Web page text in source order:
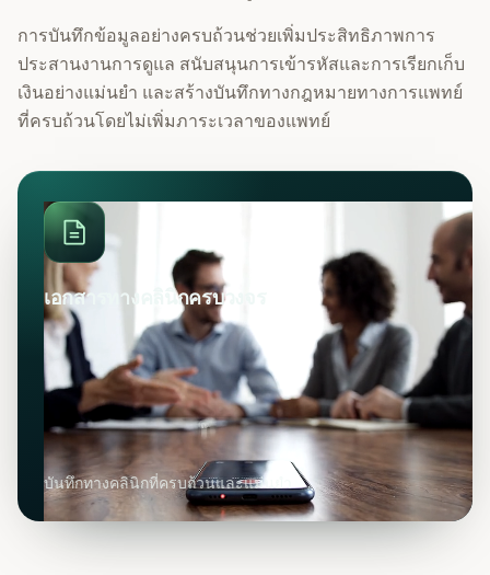
การบันทึกข้อมูลอย่างครบถ้วนช่วยเพิ่มประสิทธิภาพการ
ประสานงานการดูแล สนับสนุนการเข้ารหัสและการเรียกเก็บ
เงินอย่างแม่นยำ และสร้างบันทึกทางกฎหมายทางการแพทย์
ที่ครบถ้วนโดยไม่เพิ่มภาระเวลาของแพทย์
เอกสารทางคลินิกครบวงจร
บันทึกทางคลินิกที่ครบถ้วนและแม่นยำ